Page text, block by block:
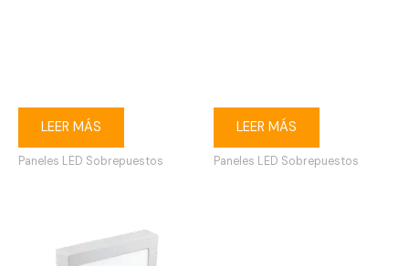
LEER MÁS
Paneles LED Sobrepuestos
LEER MÁS
Paneles LED Sobrepuestos